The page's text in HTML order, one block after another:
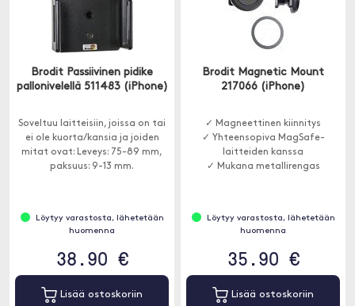
Brodit Passiivinen pidike
pallonivelellä 511483 (iPhone)
Soveltuu laitteisiin, joissa on tai
ei ole kuorta/kansia ja joiden
mitat ovat: Leveys: 75-89 mm,
paksuus: 9-13 mm.
Löytyy varastosta, lähetetään
huomenna
38.90 €
Lisää ostoskoriin
Brodit Magnetic Mount
217066 (iPhone)
✓ Magneettinen kiinnitys
✓ Yhteensopiva MagSafe-
laitteiden kanssa
✓ Mukana metallirengas
Löytyy varastosta, lähetetään
huomenna
35.90 €
Lisää ostoskoriin